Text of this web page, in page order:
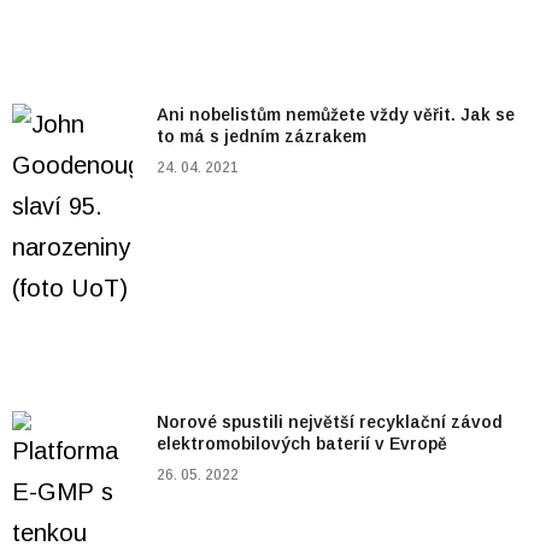
Ani nobelistům nemůžete vždy věřit. Jak se
to má s jedním zázrakem
24. 04. 2021
Norové spustili největší recyklační závod
elektromobilových baterií v Evropě
26. 05. 2022